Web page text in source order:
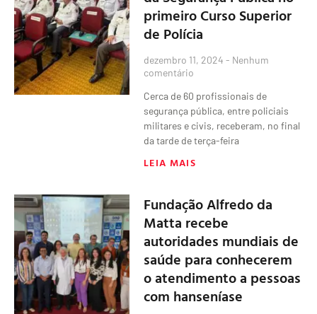
primeiro Curso Superior
de Polícia
dezembro 11, 2024 Nenhum
comentário
Cerca de 60 profissionais de
segurança pública, entre policiais
militares e civis, receberam, no final
da tarde de terça-feira
LEIA MAIS
Fundação Alfredo da
Matta recebe
autoridades mundiais de
saúde para conhecerem
o atendimento a pessoas
com hanseníase